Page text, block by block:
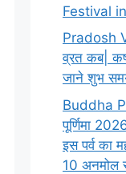
Festival
Pradosh
व्रत कब|
जाने शुभ
Buddha
पूर्णिमा
इस पर्व का
10 अनमोल